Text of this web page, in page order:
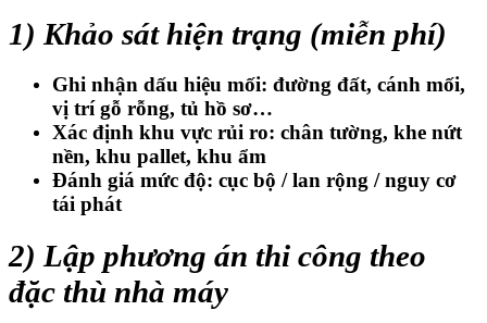
1) Khảo sát hiện trạng (miễn phí)
Ghi nhận dấu hiệu mối: đường đất, cánh mối,
vị trí gỗ rỗng, tủ hồ sơ…
Xác định khu vực rủi ro: chân tường, khe nứt
nền, khu pallet, khu ẩm
Đánh giá mức độ: cục bộ / lan rộng / nguy cơ
tái phát
2) Lập phương án thi công theo
đặc thù nhà máy